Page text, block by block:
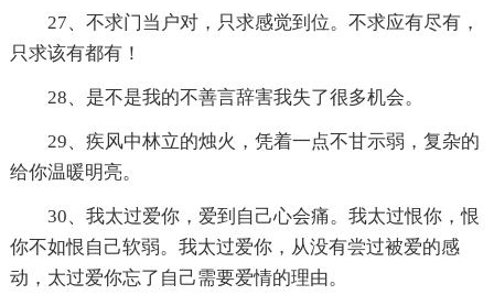
27、不求门当户对，只求感觉到位。不求应有尽有，
只求该有都有！
28、是不是我的不善言辞害我失了很多机会。
29、疾风中林立的烛火，凭着一点不甘示弱，复杂的
给你温暖明亮。
30、我太过爱你，爱到自己心会痛。我太过恨你，恨
你不如恨自己软弱。我太过爱你，从没有尝过被爱的感
动，太过爱你忘了自己需要爱情的理由。